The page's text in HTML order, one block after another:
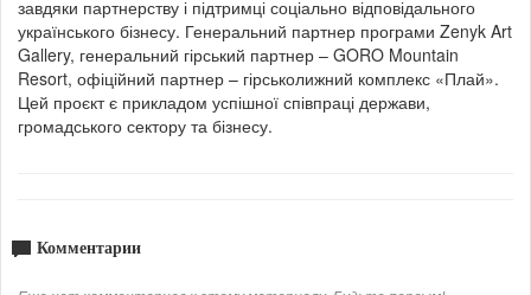
завдяки партнерству і підтримці соціально відповідального
українського бізнесу. Генеральний партнер програми Zenyk Art
Gallery, генеральний гірський партнер – GORO Mountain
Resort, офіційний партнер – гірськолижний комплекс «Плай».
Цей проєкт є прикладом успішної співпраці держави,
громадського сектору та бізнесу.
Комментарии